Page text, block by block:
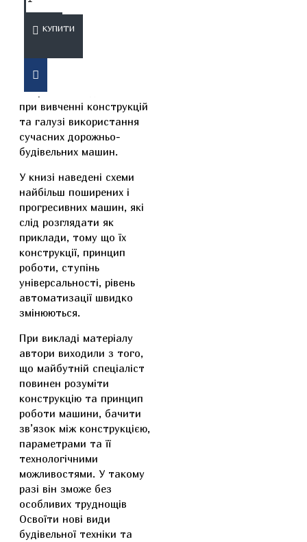
КУПИТИ
ОПИС
Посібник допоможе
набути необхідні знання
при вивченні конструкцій
та галузі використання
сучасних дорожньо-
будівельних машин.
У книзі наведені схеми
найбільш поширених і
прогресивних машин, які
слід розглядати як
приклади, тому що їх
конструкції, принцип
роботи, ступінь
універсальності, рівень
автоматизації швидко
змінюються.
При викладі матеріалу
автори виходили з того,
що майбутній спеціаліст
повинен розуміти
конструкцію та принцип
роботи машини, бачити
зв’язок між конструкцією,
параметрами та її
технологічними
можливостями. У такому
разі він зможе без
особливих труднощів
Освоїти нові види
будівельної техніки та